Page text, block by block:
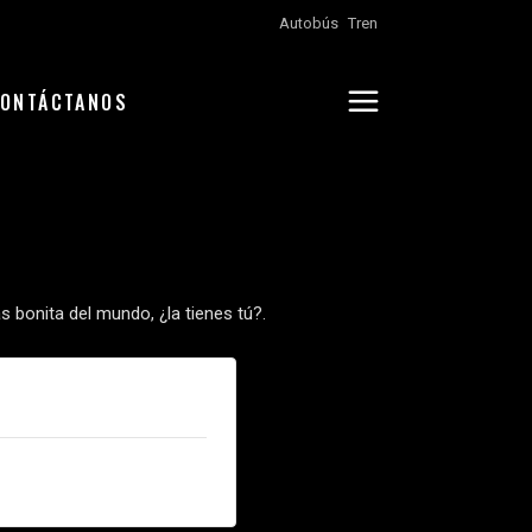
Autobús Tren
bonita del mundo, ¿la tienes tú?.